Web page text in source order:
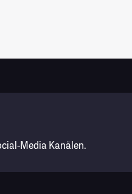
Media Kanälen.